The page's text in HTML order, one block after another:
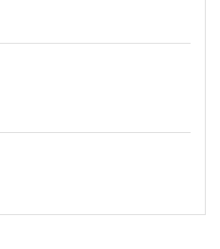
澤陽子）
伸太郎）
（森田由香）
聴 （野口佳裕）
）